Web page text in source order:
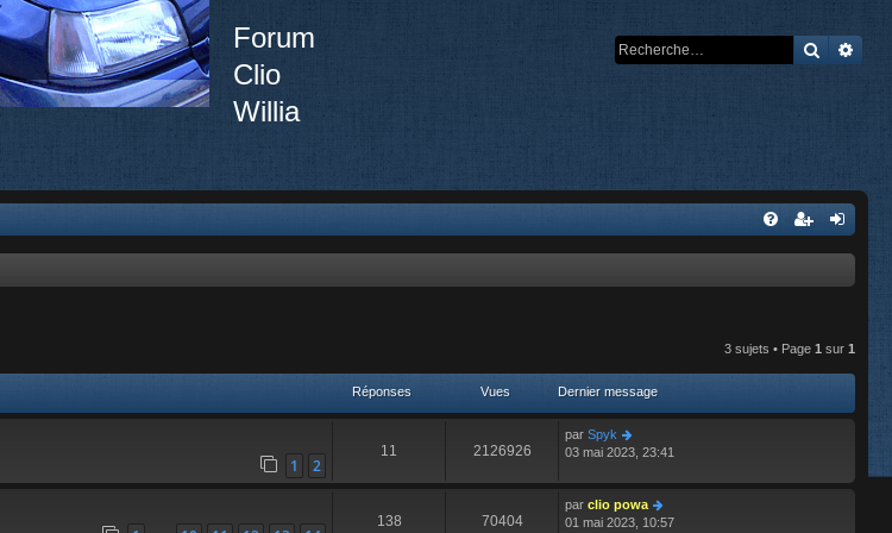
Forum
Clio
Willia
3 sujets • Page 1 sur 1
Réponses Vues Dernier message
1 2
11 2126926
par Spyk
03 mai 2023, 23:41
138 70404
par clio powa
01 mai 2023, 10:57